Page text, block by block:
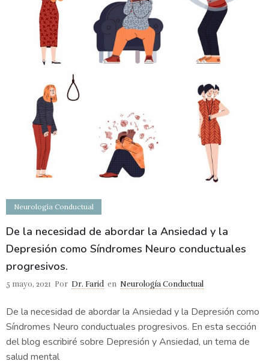
Neurología Conductual
De la necesidad de abordar la Ansiedad y la
Depresión como Síndromes Neuro conductuales
progresivos.
5 mayo, 2021 Por Dr. Farid en Neurología Conductual
De la necesidad de abordar la Ansiedad y la Depresión como
Síndromes Neuro conductuales progresivos. En esta sección
del blog escribiré sobre Depresión y Ansiedad, un tema de
salud mental